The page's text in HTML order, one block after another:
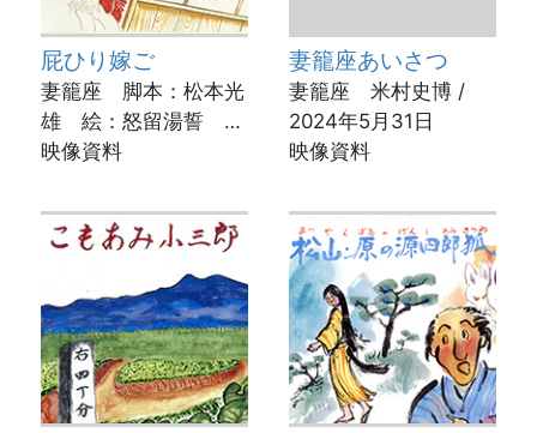
屁ひり嫁ご
妻籠座 脚本：松本光
雄 絵：怒留湯誓 実
演：米村史博
書館
映像資料
妻籠座あいさつ
妻籠座 米村史博 /
2024年5月31日
映像資料